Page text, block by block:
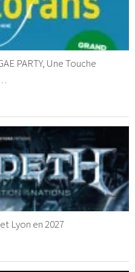
PARTY, Une Touche
Lyon en 2027